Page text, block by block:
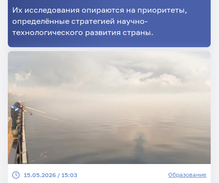
Их исследования опираются на приоритеты,
определённые стратегией научно-
технологического развития страны.
15.05.2026 / 15:03 Образование